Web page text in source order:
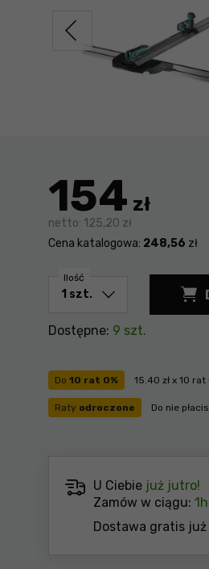
154 zł
netto: 125,20 zł
Cena katalogowa: 248,56 zł
Do 10 rat 0% 15.40 zł x 10 rat
Raty odroczone Do nie
Ilość
Dostępne: 9 szt.
U Ciebie już jutro!
Zamów w ciągu:
Dostawa gratis już